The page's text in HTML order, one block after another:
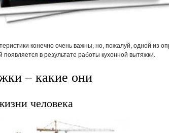
конечно очень важны, но, пожалуй, одной из
в результате работы кухонной вытяжки.
– какие они
человека